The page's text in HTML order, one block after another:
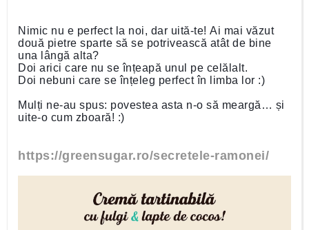
Nimic nu e perfect la noi, dar uită-te! Ai mai văzut
două pietre sparte să se potrivească atât de bine
una lângă alta?
Doi arici care nu se înțeapă unul pe celălalt.
Doi nebuni care se înțeleg perfect în limba lor :)
Mulți ne-au spus: povestea asta n-o să meargă… și
uite-o cum zboară! :)
https://greensugar.ro/secretele-ramonei/